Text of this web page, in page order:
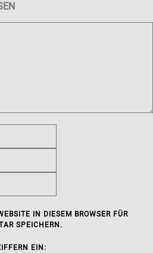
IN DIESEM BROWSER FÜR
SPEICHERN.
EIN: